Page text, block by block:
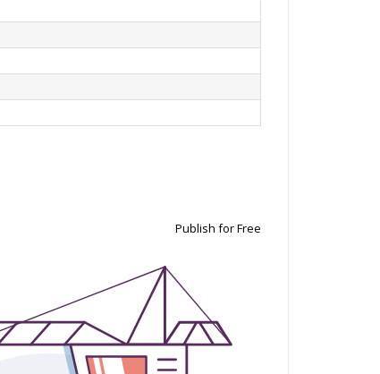
Publish for Free